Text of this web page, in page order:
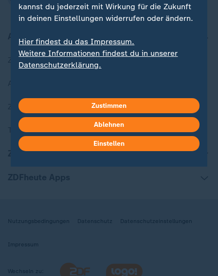
Aktuell bei ZDFheute
Zuletzt veröffentlicht
ZDFheute Stories
Themen im Überblick
ZDFheute Update
Nutzungsbedingungen Datenschutz Datenschutzeinstellungen
Impressum
Wechseln zu:
kannst du jederzeit mit Wirkung für die Zukunft
in deinen Einstellungen widerrufen oder ändern.
Hier findest du das Impressum.
Weitere Informationen findest du in unserer
Datenschutzerklärung.
Zustimmen
Ablehnen
Einstellen